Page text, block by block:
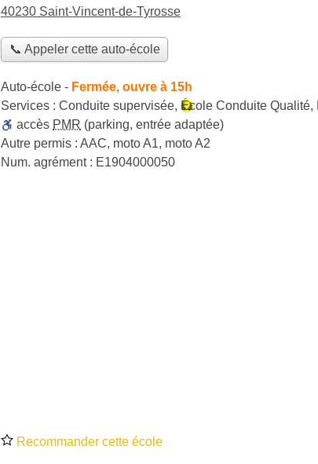
40230 Saint-Vincent-de-Tyrosse
📞 Appeler cette auto-école
Auto-école - Fermée, ouvre à 15h
Services : Conduite supervisée, École Conduite Qualité,
accès PMR (parking, entrée adaptée)
Autre permis : AAC, moto A1, moto A2
Num. agrément : E1904000050
Recommander cette école